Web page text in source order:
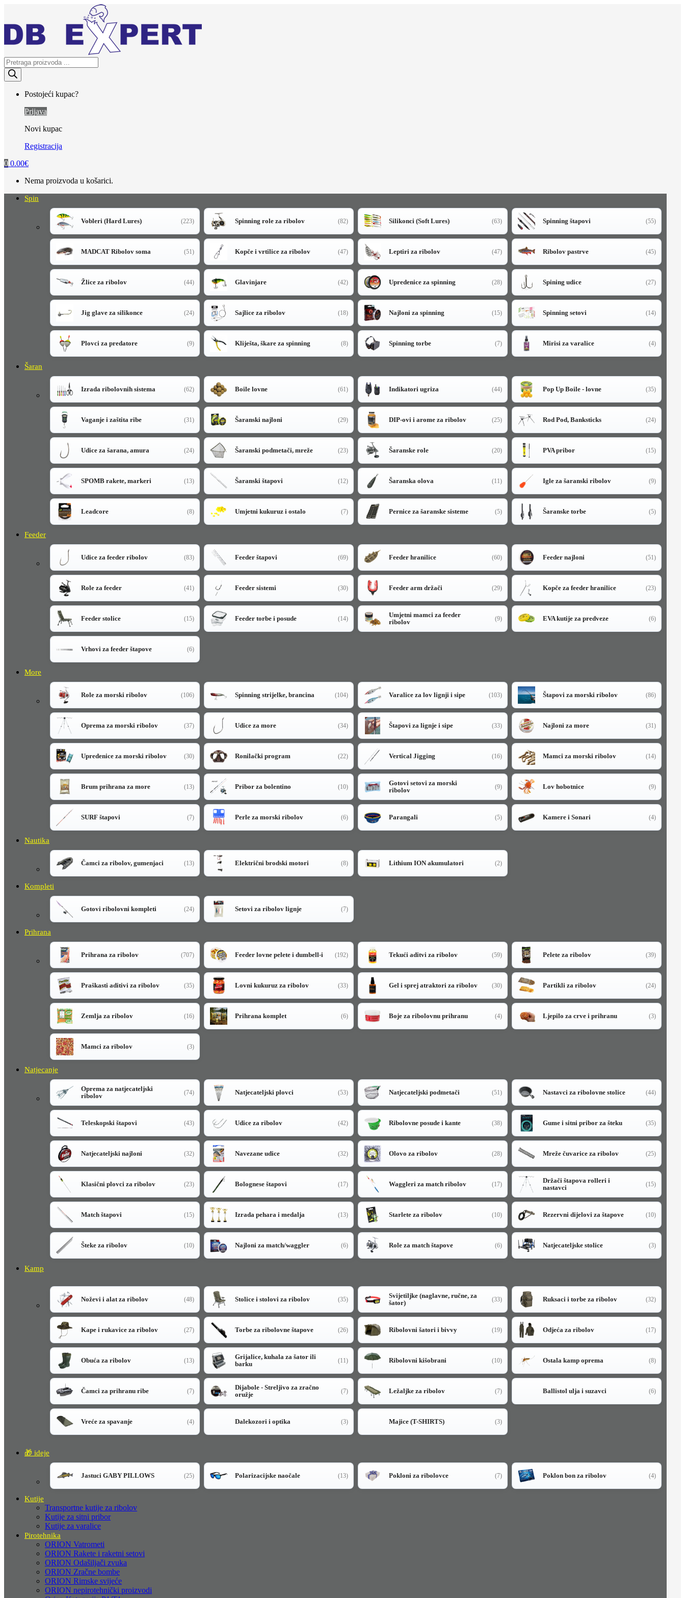
navigation
content
Products
search
Postojeći kupac?
Prijava
Novi kupac
Registracija
0 0.00€
Nema proizvoda u košarici.
Spin
Vobleri (Hard Lures) (223) Spinning role za ribolov (82) Silikonci (Soft Lures) (63) Spinning štapovi (55)
MADCAT Ribolov soma (51) Kopče i vrtilice za ribolov (47) Leptiri za ribolov (47) Ribolov pastrve (45)
Žlice za ribolov (44) Glavinjare (42) Upredenice za spinning (28) Spining udice (27)
Jig glave za silikonce (24) Sajlice za ribolov (18) Najloni za spinning (15) Spinning setovi (14)
Plovci za predatore (9) Kliješta, škare za spinning (8) Spinning torbe (7) Mirisi za varalice (4)
Šaran
Izrada ribolovnih sistema (62) Boile lovne (61) Indikatori ugriza (44) Pop Up Boile - lovne (35)
Vaganje i zaštita ribe (31) Šaranski najloni (29) DIP-ovi i arome za ribolov (25) Rod Pod, Banksticks (24)
Udice za šarana, amura (24) Šaranski podmetači, mreže (23) Šaranske role (20) PVA pribor (15)
SPOMB rakete, markeri (13) Šaranski štapovi (12) Šaranska olova (11) Igle za šaranski ribolov (9)
Leadcore (8) Umjetni kukuruz i ostalo (7) Pernice za šaranske sisteme (5) Šaranske torbe (5)
Feeder
Udice za feeder ribolov (83) Feeder štapovi (69) Feeder hranilice (60) Feeder najloni (51)
Role za feeder (41) Feeder sistemi (30) Feeder arm držači (29) Kopče za feeder hranilice (23)
Feeder stolice (15) Feeder torbe i posude (14)
Umjetni mamci za feeder
ribolov
(9) EVA kutije za predveze (6)
Vrhovi za feeder štapove (6)
More
Role za morski ribolov (106) Spinning strijelke, brancina (104) Varalice za lov lignji i sipe (103) Štapovi za morski ribolov (86)
Oprema za morski ribolov (37) Udice za more (34) Štapovi za lignje i sipe (33) Najloni za more (31)
Upredenice za morski ribolov (30) Ronilački program (22) Vertical Jigging (16) Mamci za morski ribolov (14)
Brum prihrana za more (13) Pribor za bolentino (10)
Gotovi setovi za morski
ribolov
(9) Lov hobotnice (9)
SURF štapovi (7) Perle za morski ribolov (6) Parangali (5) Kamere i Sonari (4)
Nautika
Čamci za ribolov, gumenjaci (13) Električni brodski motori (8) Lithium ION akumulatori (2)
Kompleti
Gotovi ribolovni kompleti (24) Setovi za ribolov lignje (7)
Prihrana
Prihrana za ribolov (707) Feeder lovne pelete i dumbell-i (192) Tekući aditvi za ribolov (59) Pelete za ribolov (39)
Praškasti aditivi za ribolov (35) Lovni kukuruz za ribolov (33) Gel i sprej atraktori za ribolov (30) Partikli za ribolov (24)
Zemlja za ribolov (16) Prihrana komplet (6) Boje za ribolovnu prihranu (4) Ljepilo za crve i prihranu (3)
Mamci za ribolov (3)
Natjecanje
Oprema za natjecateljski
ribolov
(74) Natjecateljski plovci (53) Natjecateljski podmetači (51) Nastavci za ribolovne stolice (44)
Teleskopski štapovi (43) Udice za ribolov (42) Ribolovne posude i kante (38) Gume i sitni pribor za šteku (35)
Natjecateljski najloni (32) Navezane udice (32) Olovo za ribolov (28) Mreže čuvarice za ribolov (25)
Klasični plovci za ribolov (23) Bolognese štapovi (17) Waggleri za match ribolov (17)
Držači štapova rolleri i
nastavci
(15)
Match štapovi (15) Izrada pehara i medalja (13) Starlete za ribolov (10) Rezervni dijelovi za štapove (10)
Šteke za ribolov (10) Najloni za match/waggler (6) Role za match štapove (6) Natjecateljske stolice (3)
Kamp
Noževi i alat za ribolov (48) Stolice i stolovi za ribolov (35)
Svijetiljke (naglavne, ručne, za
šator)
(33) Ruksaci i torbe za ribolov (32)
Kape i rukavice za ribolov (27) Torbe za ribolovne štapove (26) Ribolovni šatori i bivvy (19) Odjeća za ribolov (17)
Obuća za ribolov (13)
Grijalice, kuhala za šator ili
barku
(11) Ribolovni kišobrani (10) Ostala kamp oprema (8)
Čamci za prihranu ribe (7)
Dijabole - Streljivo za zračno
oružje
(7) Ležaljke za ribolov (7) Ballistol ulja i suzavci (6)
Vreće za spavanje (4) Dalekozori i optika (3) Majice (T-SHIRTS) (3)
🎁 ideje
Jastuci GABY PILLOWS (25) Polarizacijske naočale (13) Pokloni za ribolovce (7) Poklon bon za ribolov (4)
Kutije
Transportne kutije za ribolov
Kutije za sitni pribor
Kutije za varalice
Pirotehnika
ORION Vatrometi
ORION Rakete i raketni setovi
ORION Odašiljači zvuka
ORION Zračne bombe
ORION Rimske svijeće
ORION nepirotehnički proizvodi